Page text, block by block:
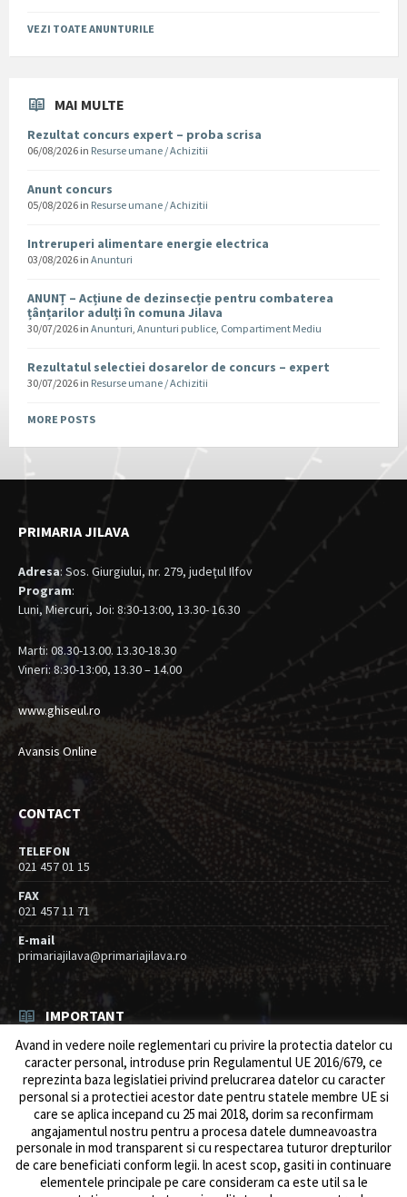
VEZI TOATE ANUNTURILE
MAI MULTE
Rezultat concurs expert – proba scrisa
06/08/2026 in Resurse umane / Achizitii
Anunt concurs
05/08/2026 in Resurse umane / Achizitii
Intreruperi alimentare energie electrica
03/08/2026 in Anunturi
ANUNȚ – Acțiune de dezinsecție pentru combaterea
țânțarilor adulți în comuna Jilava
30/07/2026 in Anunturi, Anunturi publice, Compartiment Mediu
Rezultatul selectiei dosarelor de concurs – expert
30/07/2026 in Resurse umane / Achizitii
MORE POSTS
PRIMARIA JILAVA
Adresa: Sos. Giurgiului, nr. 279, judeţul Ilfov
Program:
Luni, Miercuri, Joi: 8:30-13:00, 13.30- 16.30
Marti: 08.30-13.00. 13.30-18.30
Vineri: 8:30-13:00, 13.30 – 14.00
www.ghiseul.ro
Avansis Online
CONTACT
TELEFON
021 457 01 15
FAX
021 457 11 71
E-mail
primariajilava@primariajilava.ro
IMPORTANT
Rezultat concurs expert – proba scrisa
06/08/2026 inResurse umane / Achizitii
Anunt concurs
05/08/2026 Resurse umane / Achizitii
Avand in vedere noile reglementari cu privire la protectia datelor cu
caracter personal, introduse prin Regulamentul UE 2016/679, ce
reprezinta baza legislatiei privind prelucrarea datelor cu caracter
personal si a protectiei acestor date pentru statele membre UE si
care se aplica incepand cu 25 mai 2018, dorim sa reconfirmam
angajamentul nostru pentru a procesa datele dumneavoastra
personale in mod transparent si cu respectarea tuturor drepturilor
de care beneficiati conform legii. ln acest scop, gasiti in continuare
elementele principale pe care consideram ca este util sa le